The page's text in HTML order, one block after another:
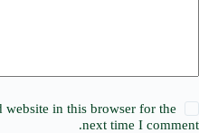
website in this browser for the
next time I comment.